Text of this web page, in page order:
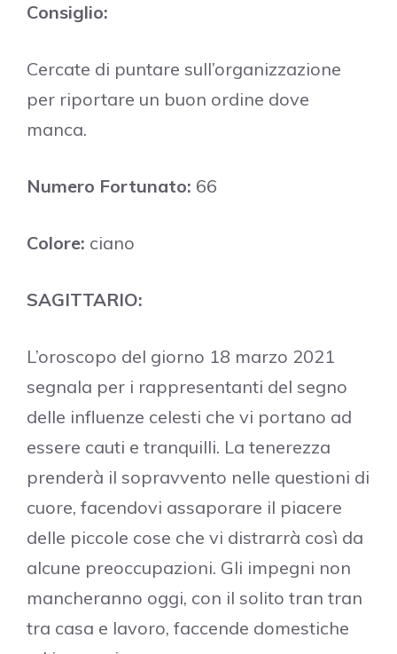
Consiglio:
Cercate di puntare sull’organizzazione
per riportare un buon ordine dove
manca.
Numero Fortunato: 66
Colore: ciano
SAGITTARIO:
L’oroscopo del giorno 18 marzo 2021
segnala per i rappresentanti del segno
delle influenze celesti che vi portano ad
essere cauti e tranquilli. La tenerezza
prenderà il sopravvento nelle questioni di
cuore, facendovi assaporare il piacere
delle piccole cose che vi distrarrà così da
alcune preoccupazioni. Gli impegni non
mancheranno oggi, con il solito tran tran
tra casa e lavoro, faccende domestiche